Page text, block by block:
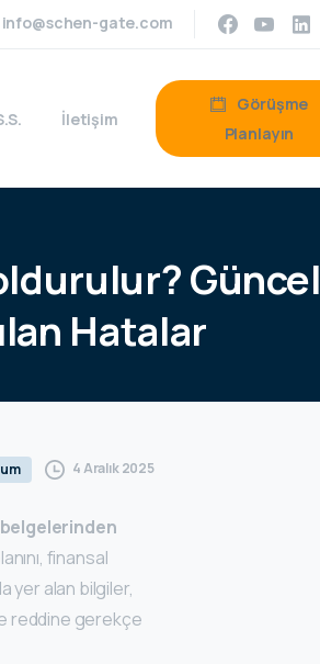
info@schen-gate.com
İletişim
Görüşme
Planlayın
Güncel
Hatalar
4 Aralık 2025
belgelerinden
finansal
yer alan bilgiler,
reddine gerekçe